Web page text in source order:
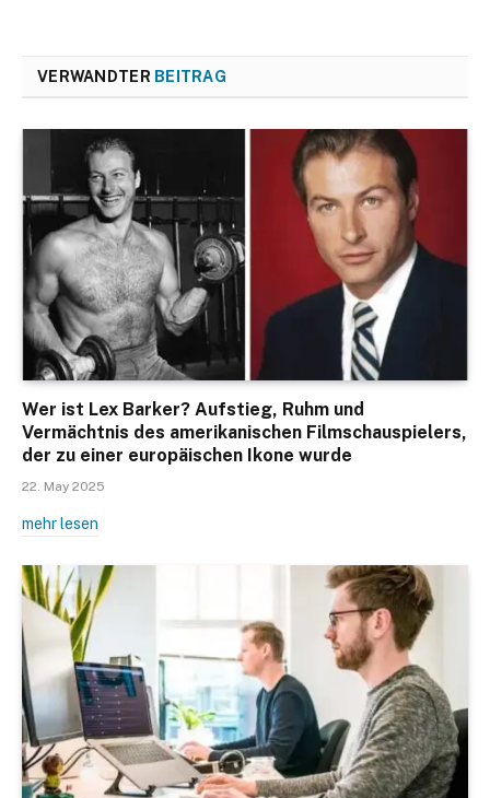
VERWANDTER BEITRAG
Wer ist Lex Barker? Aufstieg, Ruhm und
Vermächtnis des amerikanischen Filmschauspielers,
der zu einer europäischen Ikone wurde
22. May 2025
mehr lesen